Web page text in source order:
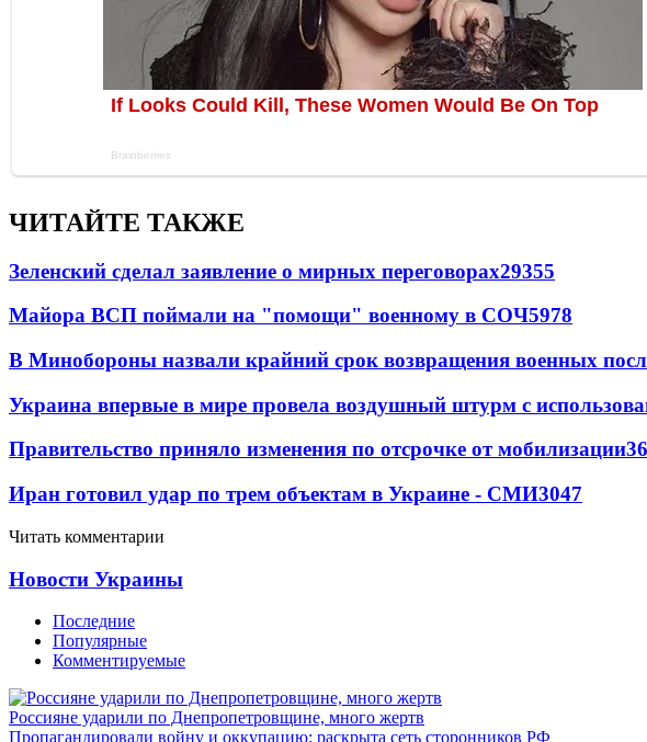
ЧИТАЙТЕ ТАКЖЕ
Зеленский сделал заявление о мирных переговорах29355
Майора ВСП поймали на "помощи" военному в СОЧ5978
В Минобороны назвали крайний срок возвращения военных
Украина впервые в мире провела воздушный штурм с
Правительство приняло изменения по отсрочке от мобилизации
Иран готовил удар по трем объектам в Украине - СМИ3047
Читать комментарии
Новости Украины
Последние
Популярные
Комментируемые
Россияне ударили по Днепропетровщине, много жертв
Пропагандировали войну и оккупацию: раскрыта сеть сторонников РФ